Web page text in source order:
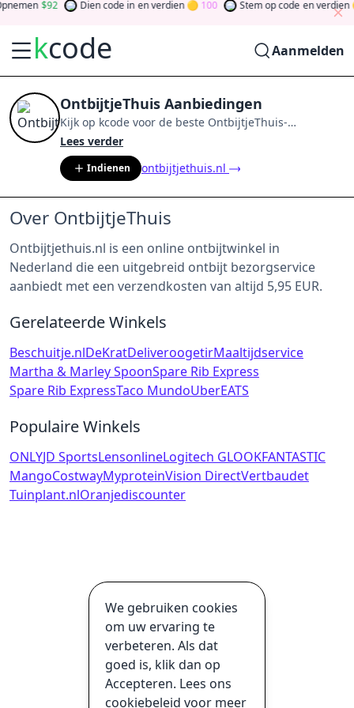
92 Dien code in en verdien 100 Stem op code en verdien
kcode Aanmelden
OntbijtjeThuis Aanbiedingen
Kijk op kcode voor de beste OntbijtjeThuis-
aanbiedingen van
community en verdien tokens door bij te dragen via
stemmen, testen, delen en meer. Drehen Sie den
Glücksklee und gewinnen Sie Geld
Lees verder
Indienen ontbijtjethuis.nl
Over OntbijtjeThuis
Ontbijtjethuis.nl is een online ontbijtwinkel in
Nederland die een uitgebreid ontbijt bezorgservice
aanbiedt met een verzendkosten van altijd 5,95 EUR.
Gerelateerde Winkels
Beschuitje.nlDeKratDeliveroogetirMaaltijdservice
Martha & Marley SpoonSpare Rib Express
Spare Rib ExpressTaco MundoUberEATS
Populaire Winkels
ONLYJD SportsLensonlineLogitech GLOOKFANTASTIC
MangoCostwayMyproteinVision DirectVertbaudet
Tuinplant.nlOranjediscounter
We gebruiken cookies
om uw ervaring te
verbeteren. Als dat
goed is, klik dan op
Accepteren. Lees ons
cookiebeleid voor meer